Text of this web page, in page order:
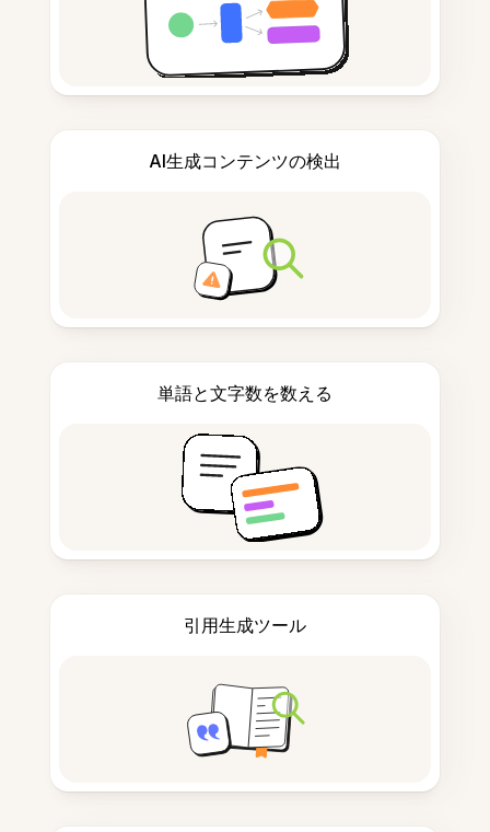
AI生成コンテンツの検出
単語と文字数を数える
引用生成ツール